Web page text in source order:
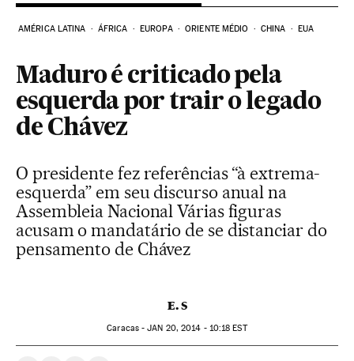
AMÉRICA LATINA ÁFRICA EUROPA ORIENTE MÉDIO CHINA EUA
Maduro é criticado pela
esquerda por trair o legado
de Chávez
O presidente fez referências “à extrema-
esquerda” em seu discurso anual na
Assembleia Nacional Várias figuras
acusam o mandatário de se distanciar do
pensamento de Chávez
E. S
Caracas -JAN 20, 2014 - 10:18 EST